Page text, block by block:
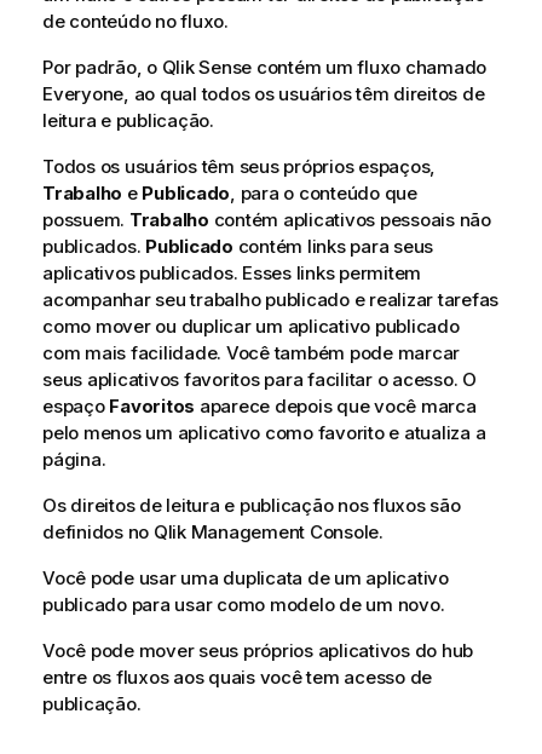
de conteúdo no fluxo.
Por padrão, o Qlik Sense contém um fluxo chamado
Everyone , ao qual todos os usuários têm direitos de
leitura e publicação.
Todos os usuários têm seus próprios espaços,
Trabalho e Publicado , para o conteúdo que
possuem. Trabalho contém aplicativos pessoais não
publicados. Publicado contém links para seus
aplicativos publicados. Esses links permitem
acompanhar seu trabalho publicado e realizar tarefas
como mover ou duplicar um aplicativo publicado
com mais facilidade. Você também pode marcar
seus aplicativos favoritos para facilitar o acesso. O
espaço Favoritos aparece depois que você marca
pelo menos um aplicativo como favorito e atualiza a
página.
Os direitos de leitura e publicação nos fluxos são
definidos no Qlik Management Console.
Você pode usar uma duplicata de um aplicativo
publicado para usar como modelo de um novo.
Você pode mover seus próprios aplicativos do hub
entre os fluxos aos quais você tem acesso de
publicação.